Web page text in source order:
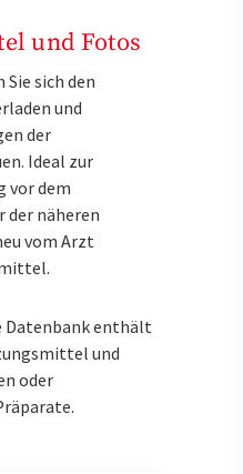
und Fotos
sich den
und
der
Ideal zur
vor dem
der näheren
vom Arzt
Datenbank enthält
und
oder